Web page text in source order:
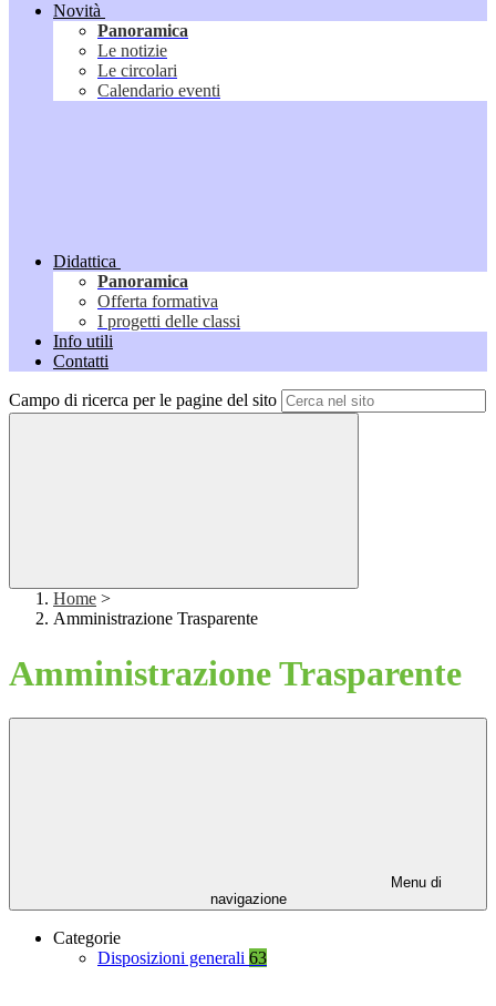
Novità
Panoramica
Le notizie
Le circolari
Calendario eventi
Didattica
Panoramica
Offerta formativa
I progetti delle classi
Info utili
Contatti
Campo di ricerca per le pagine del sito
Home >
Amministrazione Trasparente
Amministrazione Trasparente
Menu di
navigazione
Categorie
Disposizioni generali 63